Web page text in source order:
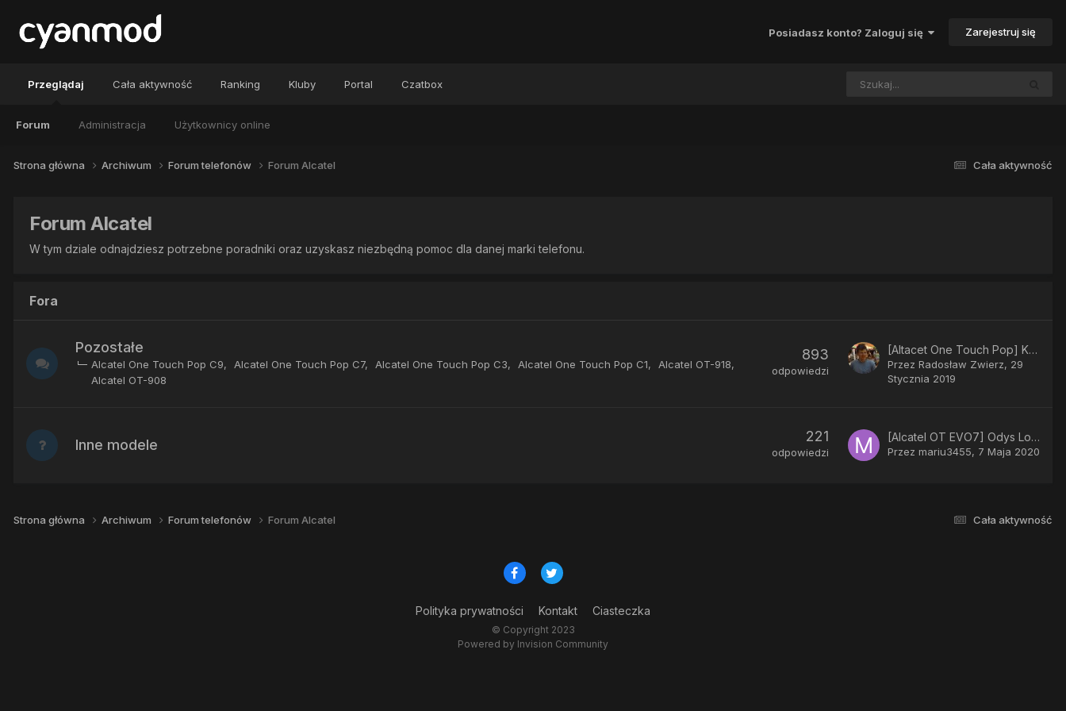
Posiadasz konto? Zaloguj się Zarejestruj się
Przeglądaj
Forum Administracja Użytkownicy online
Cała aktywność Ranking Kluby Portal Czatbox
Cała aktywność
Strona główna Archiwum Forum telefonów Forum Alcatel
Forum Alcatel
W tym dziale odnajdziesz potrzebne poradniki oraz uzyskasz niezbędną pomoc dla danej marki telefonu.
Fora
Pozostałe
Alcatel One Touch Pop C9 Alcatel One Touch Pop C7 Alcatel One Touch Pop C3 Alcatel One Touch Pop C1
Alcatel OT-918
Alcatel OT-908
893
odpowiedzi
[Altacet One Touch Pop] Karta SIM trwale zablokowana
Przez Radosław Zwierz, 29
Stycznia 2019
Inne modele
221
odpowiedzi
[Alcatel OT EVO7] Odys Loox cRom v1.2.4
Przez mariu3455, 7 Maja 2020
Cała aktywność
Strona główna Archiwum Forum telefonów Forum Alcatel
Polityka prywatności Kontakt Ciasteczka
© Copyright 2023
Powered by Invision Community